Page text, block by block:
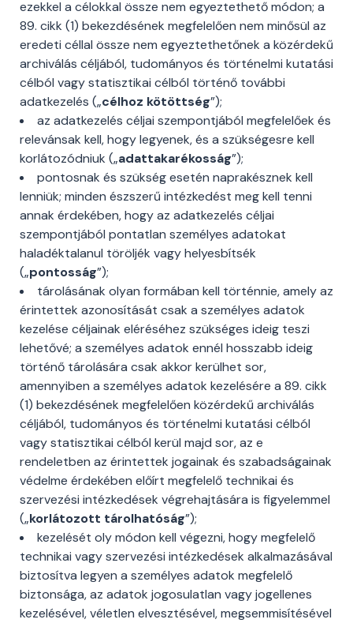
ezekkel a célokkal össze nem egyeztethető módon; a
89. cikk (1) bekezdésének megfelelően nem minősül az
eredeti céllal össze nem egyeztethetőnek a közérdekű
archiválás céljából, tudományos és történelmi kutatási
célból vagy statisztikai célból történő további
adatkezelés („célhoz kötöttség”);
az adatkezelés céljai szempontjából megfelelőek és
relevánsak kell, hogy legyenek, és a szükségesre kell
korlátozódniuk („adattakarékosság”);
pontosnak és szükség esetén naprakésznek kell
lenniük; minden észszerű intézkedést meg kell tenni
annak érdekében, hogy az adatkezelés céljai
szempontjából pontatlan személyes adatokat
haladéktalanul töröljék vagy helyesbítsék
(„pontosság”);
tárolásának olyan formában kell történnie, amely az
érintettek azonosítását csak a személyes adatok
kezelése céljainak eléréséhez szükséges ideig teszi
lehetővé; a személyes adatok ennél hosszabb ideig
történő tárolására csak akkor kerülhet sor,
amennyiben a személyes adatok kezelésére a 89. cikk
(1) bekezdésének megfelelően közérdekű archiválás
céljából, tudományos és történelmi kutatási célból
vagy statisztikai célból kerül majd sor, az e
rendeletben az érintettek jogainak és szabadságainak
védelme érdekében előírt megfelelő technikai és
szervezési intézkedések végrehajtására is figyelemmel
(„korlátozott tárolhatóság”);
kezelését oly módon kell végezni, hogy megfelelő
technikai vagy szervezési intézkedések alkalmazásával
biztosítva legyen a személyes adatok megfelelő
biztonsága, az adatok jogosulatlan vagy jogellenes
kezelésével, véletlen elvesztésével, megsemmisítésével